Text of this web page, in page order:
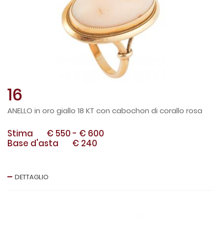
16
ANELLO in oro giallo 18 KT con cabochon di corallo rosa
Stima € 550 - € 600
Base d'asta
€ 240
DETTAGLIO